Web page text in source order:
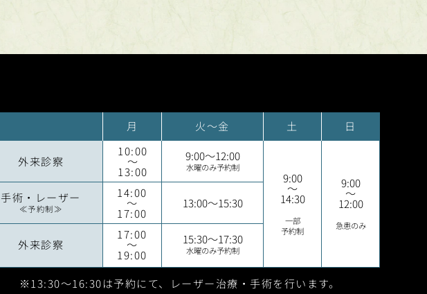
月 火～金 土 日
外来診察
10:00
～
13:00
9:00～12:00
水曜のみ予約制
9:00
～
14:30
一部
予約制
9:00
～
12:00
急患のみ
手術・レーザー
≪予約制≫
14:00
～
17:00
13:00～15:30
外来診察
17:00
～
19:00
15:30～17:30
水曜のみ予約制
※13:30～16:30は予約にて、
レーザー治療・手術を行います。